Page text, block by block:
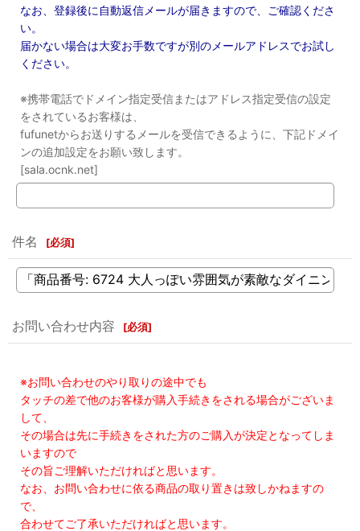
なお、登録後に自動返信メールが届きますので、ご確認くださ
い。
届かない場合は大変お手数ですが別のメールアドレスでお試し
ください。
※携帯電話でドメイン指定受信またはアドレス指定受信の設定
をされているお客様は、
fufunetからお送りするメールを受信できるように、下記ドメイ
ンの追加設定をお願い致します。
[sala.ocnk.net]
件名 [必須]
お問い合わせ内容 [必須]
※お問い合わせのやり取りの途中でも
タッチの差で他のお客様が購入手続きをされる場合がございま
して、
その場合は先に手続きをされた方のご購入が決定となってしま
いますので
その旨ご理解いただければと思います。
なお、お問い合わせに依る商品の取り置きは致しかねますの
で、
合わせてご了承いただければと思います。